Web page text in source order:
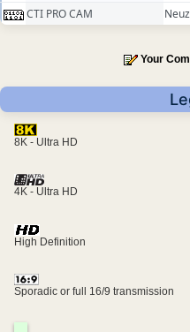
CTI PRO CAM
Your
8K - Ultra HD
4K - Ultra HD
High Definition
Sporadic or full 16/9 transmission